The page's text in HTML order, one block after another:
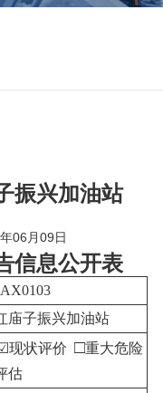
振兴加油站
06月09日
信息公开表
3
庙子振兴加油站
现状评价 □重大危险
估